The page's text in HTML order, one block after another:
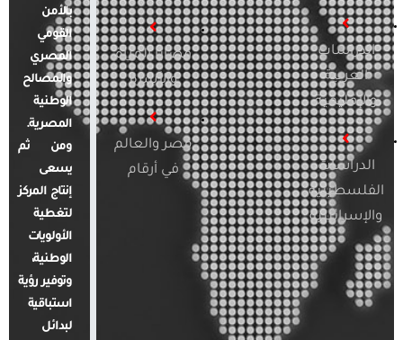
الدراسات
العربية
والإقليمية
الدراسات
الفلسطينية
والإسرائيلية
قضايا المرأة
والأسرة
مصر والعالم
في أرقام
بالأمن
القومي
المصري
والمصالح
الوطنية
المصرية.
ومن ثم
يسعى
إنتاج المركز
لتغطية
الأولويات
الوطنية،
وتوفير رؤية
استباقية
لبدائل